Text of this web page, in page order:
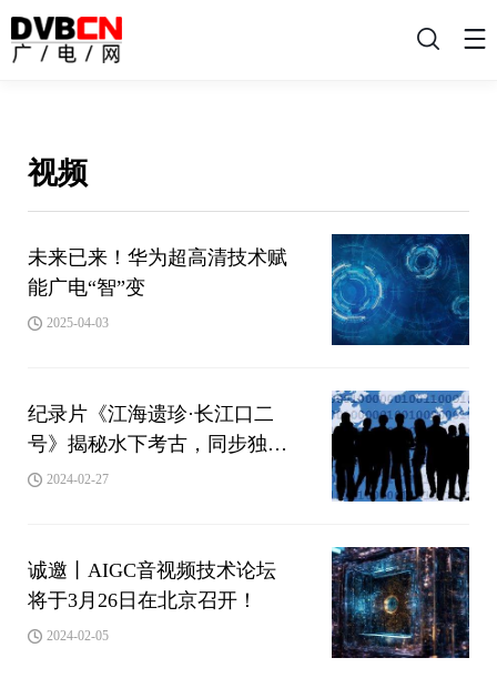
搜
视频
未来已来！华为超高清技术赋
能广电“智”变
2025-04-03
纪录片《江海遗珍·长江口二
号》揭秘水下考古，同步独家
登陆百视通大屏
2024-02-27
诚邀丨AIGC音视频技术论坛
将于3月26日在北京召开！
2024-02-05